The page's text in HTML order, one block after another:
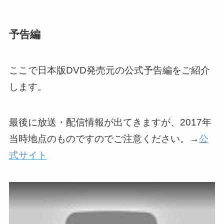
予告編
ここで日本版DVD発売元の公式予告編をご紹介
します。
最後に放送・配信情報が出てきますが、2017年
当時地点のものですのでご注意ください。→公
式サイト
この動画を YouTube で視聴